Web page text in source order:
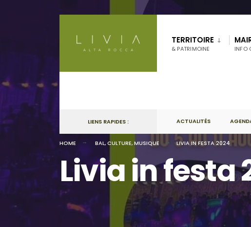
content
TERRITOIRE
& PATRIMOINE INFO
LIENS RAPIDES : ACTUALITÉS
HOME BAL,CULTURE,MUSIQUE LIVIA IN FESTA 2024
Livia in festa